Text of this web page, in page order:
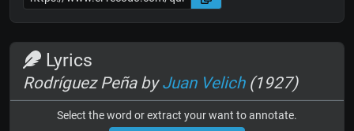
Lyrics
Rodríguez Peña byJuan Velich(1927)
Select the word or extract your want to annotate.